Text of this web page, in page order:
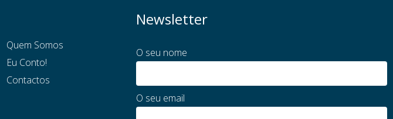
Quem Somos
Eu Conto!
Contactos
Newsletter
O seu nome
O seu email